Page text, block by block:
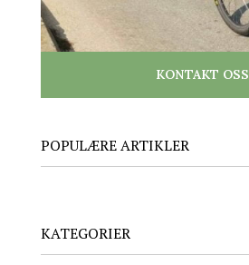
KONTAKT OSS
POPULÆRE ARTIKLER
KATEGORIER